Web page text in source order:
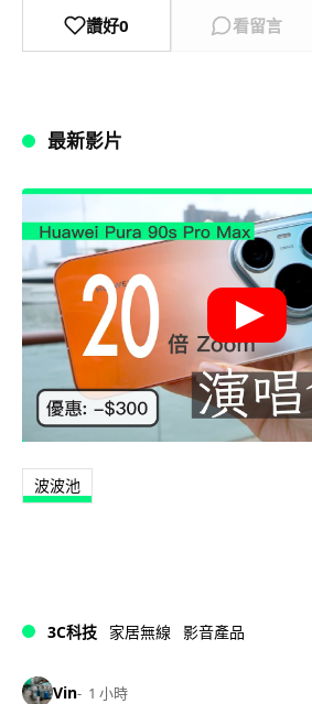
讚好0 看留言
最新影片
波波池
3C科技 家居無線 影音產品
Vin 1 小時